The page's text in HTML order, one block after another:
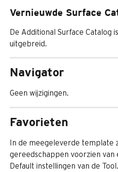
Vernieuwde Surface
De Additional Surface Catalog
uitgebreid.
Navigator
Geen wijzigingen.
Favorieten
In de meegeleverde template
gereedschappen voorzien van
Default instellingen van de